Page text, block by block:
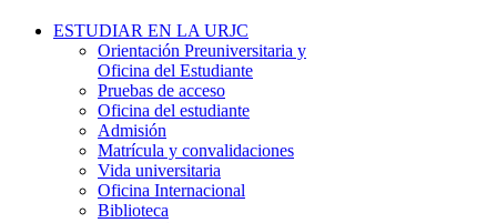
ESTUDIAR EN LA URJC
Orientación Preuniversitaria y
Oficina del Estudiante
Pruebas de acceso
Oficina del estudiante
Admisión
Matrícula y convalidaciones
Vida universitaria
Oficina Internacional
Biblioteca